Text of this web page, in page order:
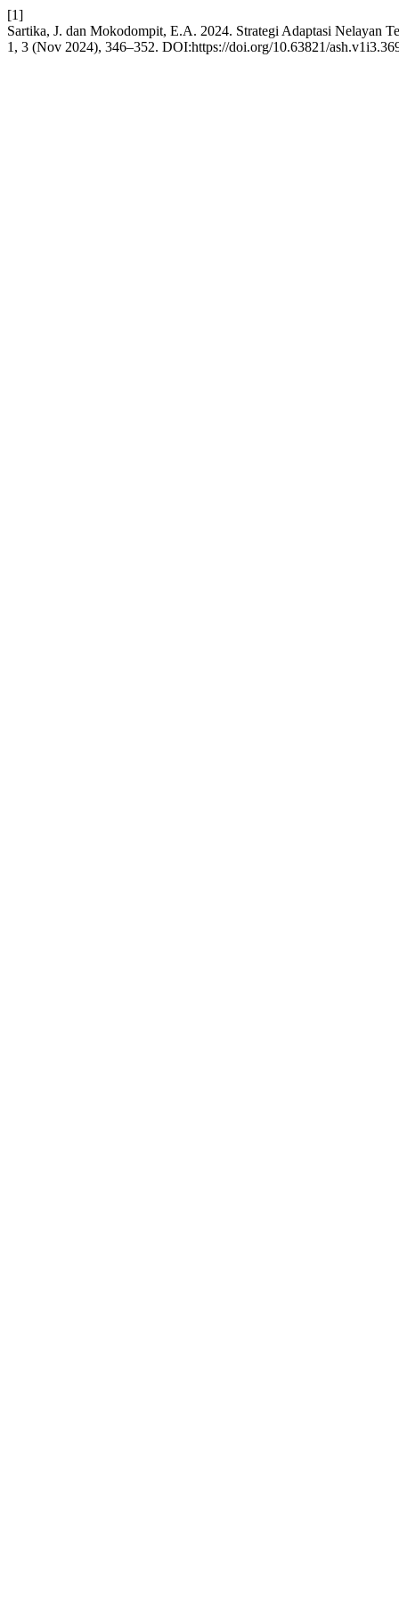
[1]
Sartika, J. dan Mokodompit, E.A. 2024. Strategi Adaptasi Nelayan
1, 3 (Nov 2024), 346–352. DOI:https://doi.org/10.63821/